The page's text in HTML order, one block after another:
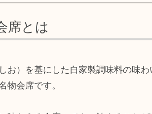
席とは
お）を基にした自家製調味料の味わ
物会席です。